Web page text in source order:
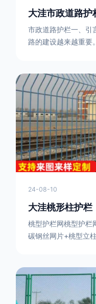
大洼市政道路护
市政道路护栏一、引
路的建设越来越重要
的功能防护功能：市
失控，保护行人安全
或车辆故障而导致的
率。隔离功能：市政
化带等隔离开来，避
24-08-10
大洼桃形柱护栏
桃型护栏网桃型护栏
碳钢丝网片+桃型立
型，安装方便。桃型
17631598285根色
上，然后将第二根色